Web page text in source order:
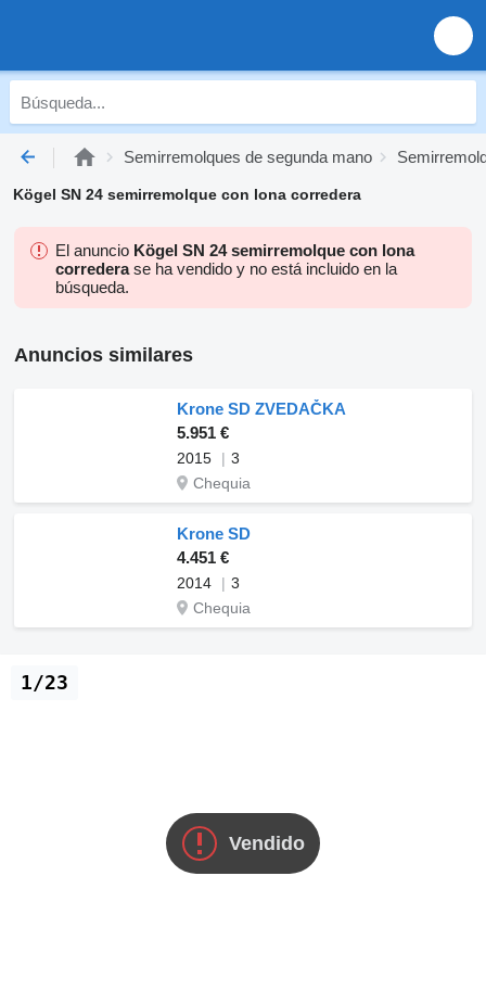
Semirremolques de segunda mano
Kögel SN 24 semirremolque con lona corredera
El anuncio Kögel SN 24 semirremolque con lona
correderase ha vendido y no está incluido en la
búsqueda.
Anuncios similares
Krone SD ZVEDAČKA
5.951 €
2015
3
Chequia
Krone SD
4.451 €
2014
3
Chequia
Vendido
1/23